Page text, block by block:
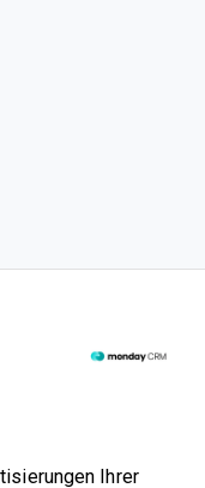
Ihrer